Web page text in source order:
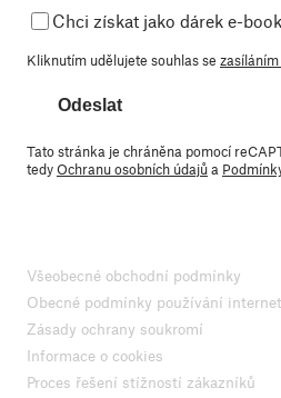
Chci získat jako dárek e-
Kliknutím udělujete souhlas se
Odeslat
Tato stránka je chráněna pomocí
tedyOchranu osobních údajůa
Všeobecné obchodní podmínky
Obecné podmínky používání
Zásady ochrany soukromí
Informace o cookies
Proces řešení stížností zákazníků